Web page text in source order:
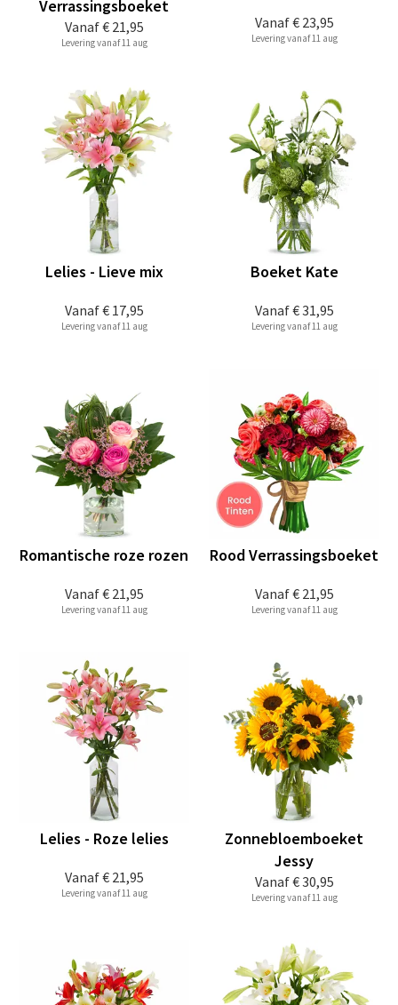
Vanaf€ 21,95
Verrassingsboeket
Levering vanaf 11 aug
Vanaf€ 23,95
Levering vanaf 11 aug
Vanaf€ 17,95
Lelies - Lieve mix
Levering vanaf 11 aug
Vanaf€ 31,95
Boeket Kate
Levering vanaf 11 aug
Vanaf€ 21,95
Romantische roze rozen
Levering vanaf 11 aug
Vanaf€ 21,95
Rood Verrassingsboeket
Levering vanaf 11 aug
Vanaf€ 21,95
Lelies - Roze lelies
Levering vanaf 11 aug
Vanaf€ 30,95
Zonnebloemboeket
Jessy
Levering vanaf 11 aug